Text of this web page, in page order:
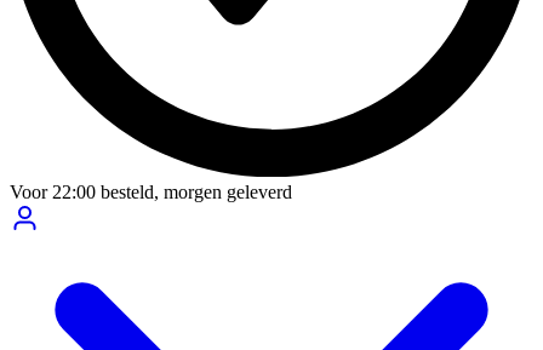
Voor22:00 besteld, morgen geleverd